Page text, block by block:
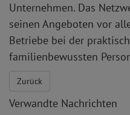
Unternehmen. Das
seinen Angeboten vor
Betriebe bei der
familienbewussten
Zurück
Verwandte Nachrichten